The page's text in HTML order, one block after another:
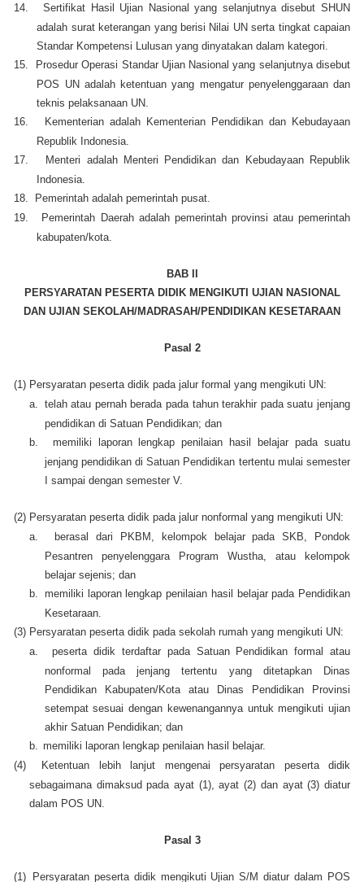
14.
Sertifikat Hasil Ujian Nasional yang selanjutnya disebut SHUN
adalah surat keterangan yang berisi Nilai UN serta tingkat capaian
Standar Kompetensi Lulusan yang dinyatakan dalam kategori.
15.
Prosedur Operasi Standar Ujian Nasional yang selanjutnya disebut
POS UN adalah ketentuan yang mengatur penyelenggaraan dan
teknis pelaksanaan UN.
16.
Kementerian adalah Kementerian Pendidikan dan Kebudayaan
Republik Indonesia.
17.
Menteri adalah Menteri Pendidikan dan Kebudayaan Republik
Indonesia.
18.
Pemerintah adalah pemerintah pusat.
19.
Pemerintah Daerah adalah pemerintah provinsi atau pemerintah
kabupaten/kota.
BAB II
PERSYARATAN PESERTA DIDIK MENGIKUTI UJIAN NASIONAL
DAN UJIAN SEKOLAH/MADRASAH/PENDIDIKAN KESETARAAN
Pasal 2
(1) Persyaratan peserta didik pada jalur formal yang mengikuti UN:
a.
telah atau pernah berada pada tahun terakhir pada suatu jenjang
pendidikan di Satuan Pendidikan; dan
b.
memiliki laporan lengkap penilaian hasil belajar pada suatu
jenjang pendidikan di Satuan Pendidikan tertentu mulai semester
I sampai dengan semester V.
(2) Persyaratan peserta didik pada jalur nonformal yang mengikuti UN:
a.
berasal dari PKBM, kelompok belajar pada SKB, Pondok
Pesantren penyelenggara Program Wustha, atau kelompok
belajar sejenis; dan
b.
memiliki laporan lengkap penilaian hasil belajar pada Pendidikan
Kesetaraan.
(3) Persyaratan peserta didik pada sekolah rumah yang mengikuti UN:
a.
peserta didik terdaftar pada Satuan Pendidikan formal atau
nonformal pada jenjang tertentu yang ditetapkan Dinas
Pendidikan Kabupaten/Kota atau Dinas Pendidikan Provinsi
setempat sesuai dengan kewenangannya untuk mengikuti ujian
akhir Satuan Pendidikan; dan
b.
memiliki laporan lengkap penilaian hasil belajar.
(4)
Ketentuan lebih lanjut mengenai persyaratan peserta didik
sebagaimana dimaksud pada ayat (1), ayat (2) dan ayat (3) diatur
dalam POS UN.
Pasal 3
(1) Persyaratan peserta didik mengikuti Ujian S/M diatur dalam POS